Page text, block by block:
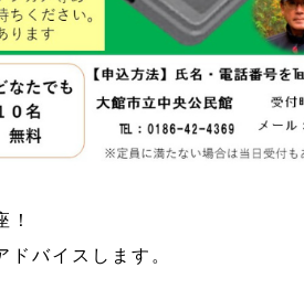
！
ドバイスします。